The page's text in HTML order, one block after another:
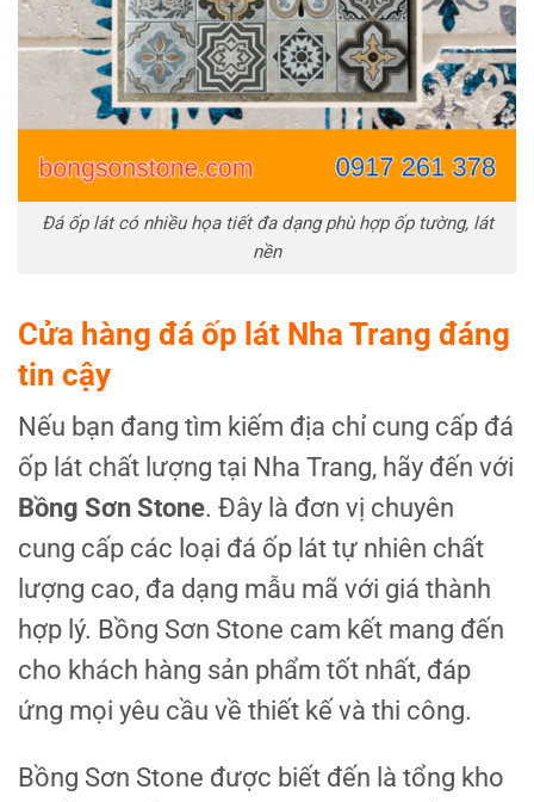
Đá ốp lát có nhiều họa tiết đa dạng phù hợp ốp tường, lát
nền
Cửa hàng đá ốp lát Nha Trang đáng
tin cậy
Nếu bạn đang tìm kiếm địa chỉ cung cấp đá
ốp lát chất lượng tại Nha Trang, hãy đến với
Bồng Sơn Stone. Đây là đơn vị chuyên
cung cấp các loại đá ốp lát tự nhiên chất
lượng cao, đa dạng mẫu mã với giá thành
hợp lý. Bồng Sơn Stone cam kết mang đến
cho khách hàng sản phẩm tốt nhất, đáp
ứng mọi yêu cầu về thiết kế và thi công.
Bồng Sơn Stone được biết đến là tổng kho